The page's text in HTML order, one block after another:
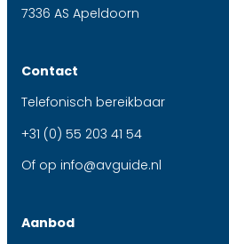
7336 AS Apeldoorn
Contact
Telefonisch bereikbaar
+31 (0) 55 203 41 54
Of op info@avguide.nl
Aanbod